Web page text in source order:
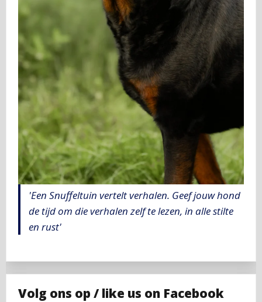
'Een Snuffeltuin vertelt verhalen. Geef jouw hond
de tijd om die verhalen zelf te lezen, in alle stilte
en rust'
Volg ons op / like us on Facebook